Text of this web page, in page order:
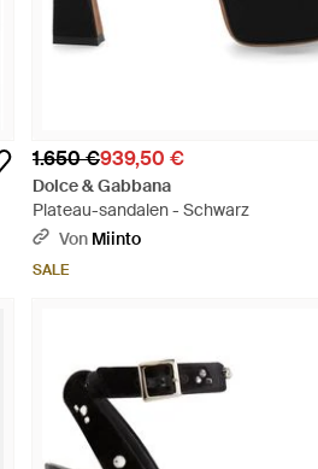
1.650 €939,50 €
Dolce & Gabbana
Plateau-sandalen - Schwarz
Von Miinto
SALE